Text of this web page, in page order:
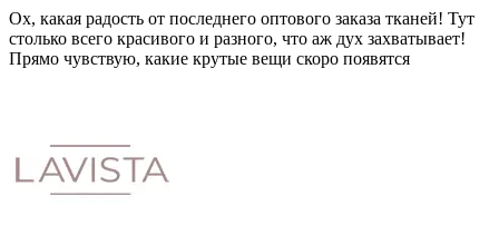
Ох, какая радость от последнего оптового заказа тканей! Тут
столько всего красивого и разного, что аж дух захватывает!
Прямо чувствую, какие крутые вещи скоро появятся